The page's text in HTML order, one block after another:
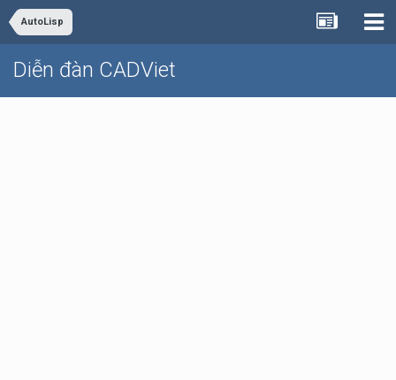
AutoLisp
Diễn đàn CADViet